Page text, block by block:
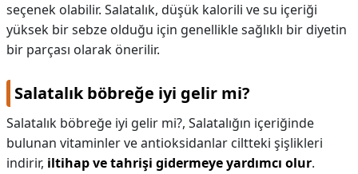
seçenek olabilir. Salatalık, düşük kalorili ve su içeriği
yüksek bir sebze olduğu için genellikle sağlıklı bir diyetin
bir parçası olarak önerilir.
Salatalık böbreğe iyi gelir mi?
Salatalık böbreğe iyi gelir mi?, Salatalığın içeriğinde
bulunan vitaminler ve antioksidanlar ciltteki şişlikleri
indirir, iltihap ve tahrişi gidermeye yardımcı olur.